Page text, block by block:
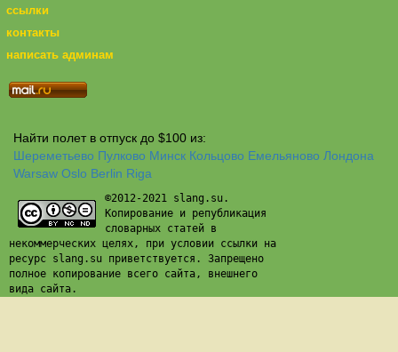
ссылки
контакты
написать админам
Найти полет в отпуск до $100 из:
Шереметьево Пулково Минск Кольцово Емельяново Лондона
Warsaw Oslo Berlin Riga
©2012-2021 slang.su.
Копирование и републикация
словарных статей в
некоммерческих целях, при условии ссылки на
ресурс slang.su приветствуется. Запрещено
полное копирование всего сайта, внешнего
вида сайта.